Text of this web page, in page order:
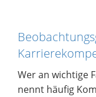
Wer an wichtige
nennt häufig